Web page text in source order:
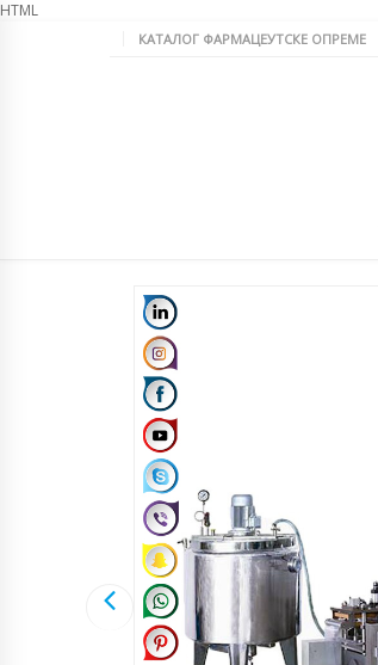
HTML
КАТАЛОГ ФАРМАЦЕУТСКЕ ОПРЕМЕ